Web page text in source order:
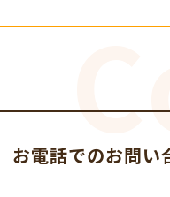
お電話でのお問い